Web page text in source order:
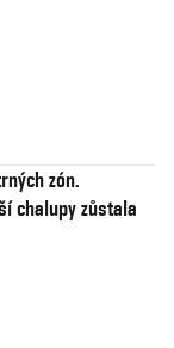
zón.
chalupy zůstala